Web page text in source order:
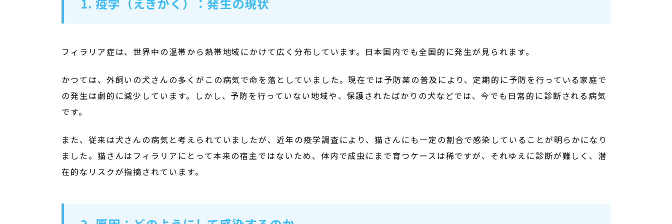
フィラリア症は、世界中の温帯から熱帯地域にかけて広く分布しています。日本国内でも全国的に発生が見られます。
かつては、外飼いの犬さんの多くがこの病気で命を落としていました。現在では予防薬の普及により、定期的に予防を行っている家庭で
の発生は劇的に減少しています。しかし、予防を行っていない地域や、保護されたばかりの犬などでは、今でも日常的に診断される病気
です。
また、従来は犬さんの病気と考えられていましたが、近年の疫学調査により、猫さんにも一定の割合で感染していることが明らかになり
ました。猫さんはフィラリアにとって本来の宿主ではないため、体内で成虫にまで育つケースは稀ですが、それゆえに診断が難しく、潜
在的なリスクが指摘されています。